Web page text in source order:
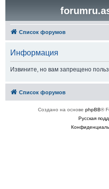
Список форумов
Информация
Извините, но вам запрещено
Список форумов
Создано на основе phpBB®
Русская